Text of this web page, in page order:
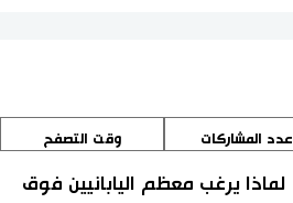
عدد المشاركات وقت التصفح
لماذا يرغب معظم اليابانيين فوق